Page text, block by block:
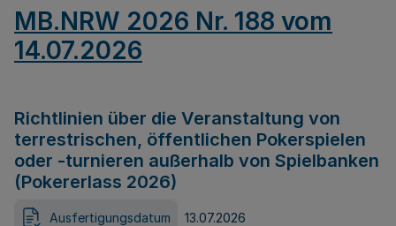
MB.NRW 2026 Nr. 188 vom
14.07.2026
Richtlinien über die Veranstaltung von
terrestrischen, öffentlichen Pokerspielen
oder -turnieren außerhalb von Spielbanken
(Pokererlass 2026)
Ausfertigungsdatum 13.07.2026